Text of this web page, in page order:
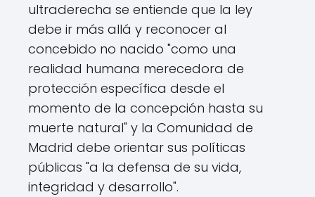
ultraderecha se entiende que la ley
debe ir más allá y reconocer al
concebido no nacido "como una
realidad humana merecedora de
protección específica desde el
momento de la concepción hasta su
muerte natural" y la Comunidad de
Madrid debe orientar sus políticas
públicas "a la defensa de su vida,
integridad y desarrollo".